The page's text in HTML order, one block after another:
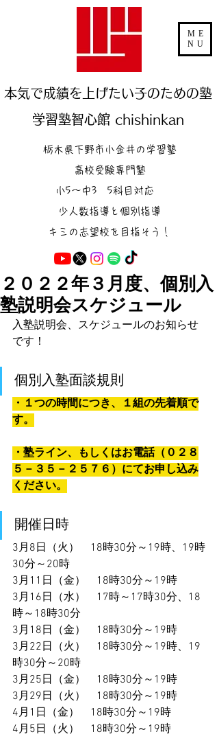
本気で成績を上げたい子のための塾
学習塾智心館 chishinkan
ME
NU
栃木県下野市小金井の学習塾
高校受験専門塾
小5～中3 5科目対応
少人数指導と個別指導
キミの志望校を目指そう！
２０２２年３月度、個別入
塾説明会スケジュール
入塾説明会、スケジュールのお知らせ
です！
個別入塾面談規則
・１つの時間につき、１組の先着順で
す。
・塾ライン、もしくはお電話（０２８
５－３５－２５７６）にてお申し込み
ください。
開催日時
3月8日（火）　18時30分～19時、19時
30分～20時
3月11日（金）　18時30分～19時
3月16日（水）　17時～17時30分、18
時～18時30分
3月18日（金）　18時30分～19時
3月22日（火）　18時30分～19時、19
時30分～20時
3月25日（金）　18時30分～19時
3月29日（火）　18時30分～19時
4月1日（金）　18時30分～19時
4月5日（火）　18時30分～19時